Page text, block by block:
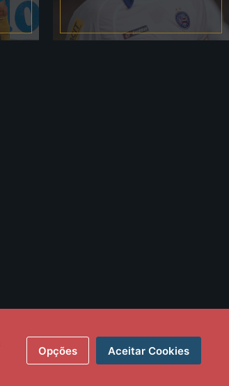
Opções Aceitar Cookies